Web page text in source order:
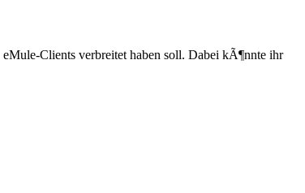
eMule-Clients verbreitet haben soll. Dabei kÃ¶nnte ihr